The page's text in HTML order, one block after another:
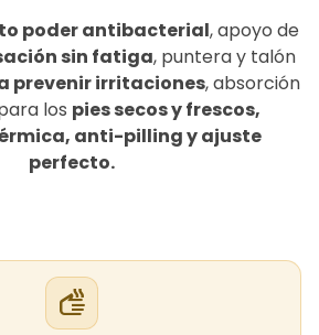
poder antibacterial, apoyo de
sin fatiga, puntera y talón
prevenir irritaciones, absorción
los pies secos y frescos,
anti-pilling y ajuste
perfecto.
dry